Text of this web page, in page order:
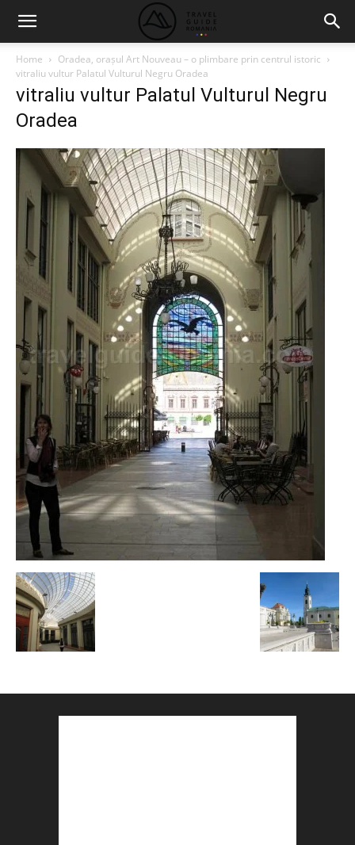
Home
Oradea, orașul Art Nouveau – o plimbare prin centrul istoric
vitraliu vultur Palatul Vulturul Negru Oradea
vitraliu vultur Palatul Vulturul Negru
Oradea